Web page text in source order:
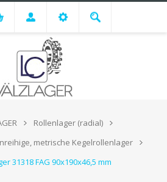
Rollenlager (radial)
metrische Kegelrollenlager
31318 FAG 90x190x46,5 mm